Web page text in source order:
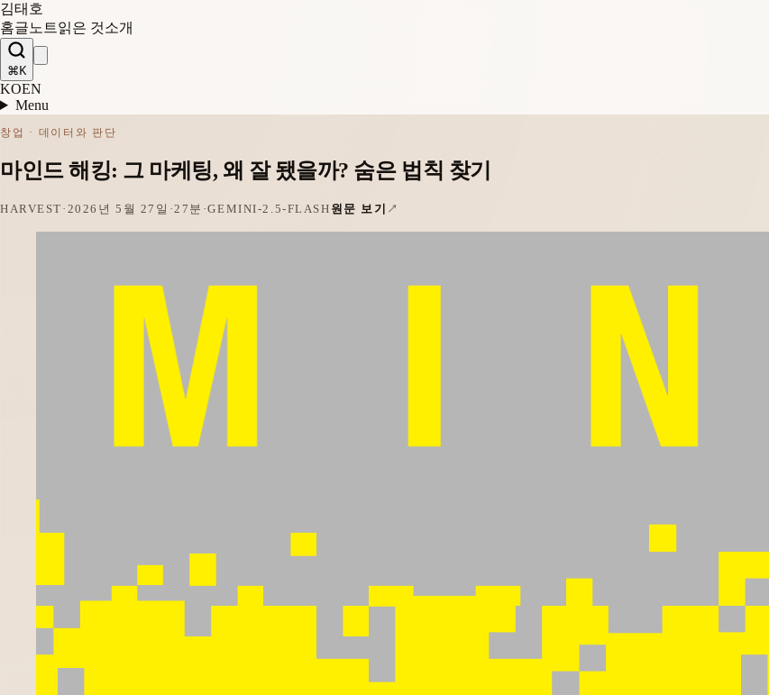
김태호
홈글 노트읽은 것소개
⌘K
KOEN
Menu
창업 · 데이터와 판단
마인드 해킹: 그 마케팅, 왜 잘 됐을까? 숨은 법칙 찾기
HARVEST · 2026년 5월 27일 ·27분 ·GEMINI-2.5-FLASH 원문 보기